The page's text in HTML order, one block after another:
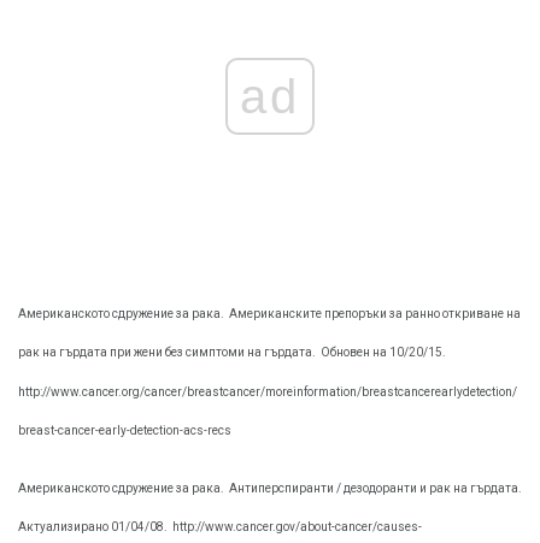
ad
Американското сдружение за рака. Американските препоръки за ранно откриване на
рак на гърдата при жени без симптоми на гърдата. Обновен на 10/20/15.
http://www.cancer.org/cancer/breastcancer/moreinformation/breastcancerearlydetection/
breast-cancer-early-detection-acs-recs
Американското сдружение за рака. Антиперспиранти / дезодоранти и рак на гърдата.
Актуализирано 01/04/08. http://www.cancer.gov/about-cancer/causes-